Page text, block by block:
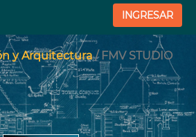
INGRESAR
y Arquitectura/ FMV STUDIO